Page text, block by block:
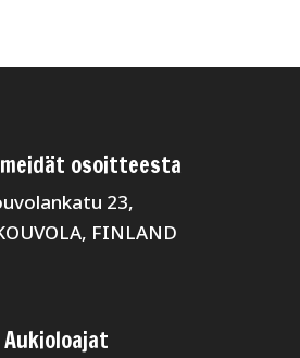
osoitteesta
23,
FINLAND
Aukioloajat